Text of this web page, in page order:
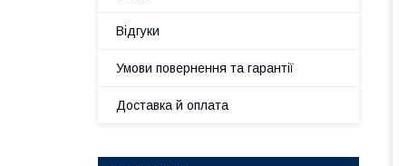
Відгуки
Умови повернення та гарантії
Доставка й оплата